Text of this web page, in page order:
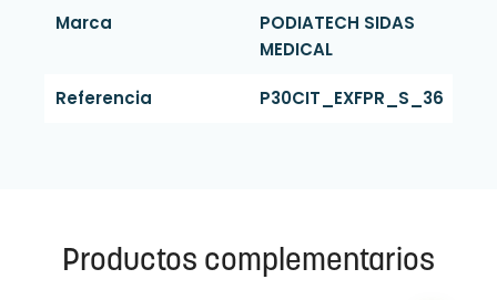
Marca
PODIATECH SIDAS
MEDICAL
Referencia P30CIT_EXFPR_S_36
Productos complementarios